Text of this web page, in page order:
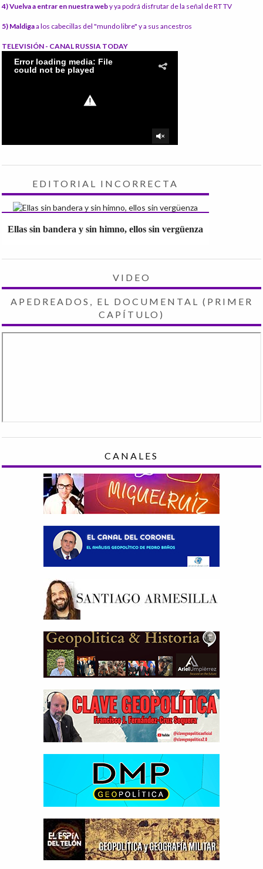
4) Vuelva a entrar en nuestra weby ya podrá disfrutar de la señal de RT TV
5) Maldigaa los cabecillas del "mundo libre" y a sus ancestros
TELEVISIÓN - CANAL RUSSIA TODAY
EDITORIAL INCORRECTA
Ellas sin bandera y sin himno, ellos sin vergüenza
VIDEO
APEDREADOS, EL DOCUMENTAL (PRIMER
CAPÍTULO)
CANALES